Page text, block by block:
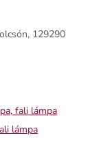
színben is,
129290
fali lámpa
lámpa